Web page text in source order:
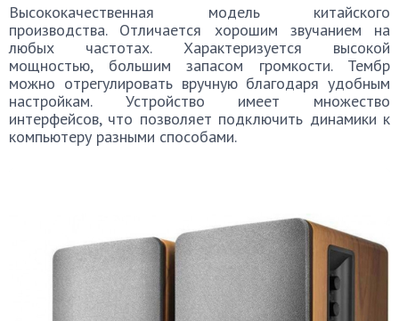
Высококачественная модель китайского
производства. Отличается хорошим звучанием на
любых частотах. Характеризуется высокой
мощностью, большим запасом громкости. Тембр
можно отрегулировать вручную благодаря удобным
настройкам. Устройство имеет множество
интерфейсов, что позволяет подключить динамики к
компьютеру разными способами.